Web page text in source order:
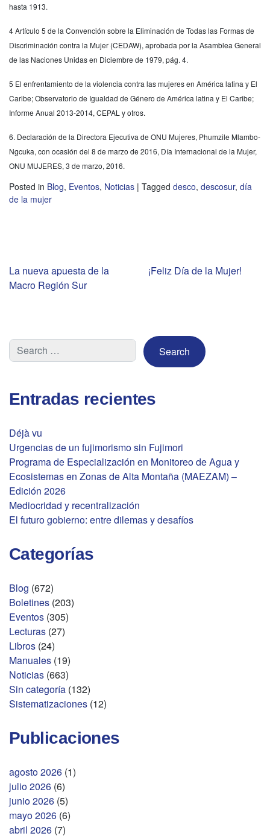
hasta 1913.
4 Artículo 5 de la Convención sobre la Eliminación de Todas las Formas de
Discriminación contra la Mujer (CEDAW), aprobada por la Asamblea General
de las Naciones Unidas en Diciembre de 1979, pág. 4.
5 El enfrentamiento de la violencia contra las mujeres en América latina y El
Caribe; Observatorio de Igualdad de Género de América latina y El Caribe;
Informe Anual 2013‐2014, CEPAL y otros.
6. Declaración de la Directora Ejecutiva de ONU Mujeres, Phumzile Mlambo‐
Ngcuka, con ocasión del 8 de marzo de 2016, Día Internacional de la Mujer,
ONU MUJERES, 3 de marzo, 2016.
Posted in Blog, Eventos, Noticias | Tagged desco, descosur, día
de la mujer
Navegación
La nueva apuesta de la
Macro Región Sur
¡Feliz Día de la Mujer!
Entradas recientes
Déjà vu
Urgencias de un fujimorismo sin Fujimori
Programa de Especialización en Monitoreo de Agua y
Ecosistemas en Zonas de Alta Montaña (MAEZAM) –
Edición 2026
Mediocridad y recentralización
El futuro gobierno: entre dilemas y desafíos
Categorías
Blog (672)
Boletines (203)
Eventos (305)
Lecturas (27)
Libros (24)
Manuales (19)
Noticias (663)
Sin categoría (132)
Sistematizaciones (12)
Publicaciones
agosto 2026 (1)
julio 2026 (6)
junio 2026 (5)
mayo 2026 (6)
abril 2026 (7)